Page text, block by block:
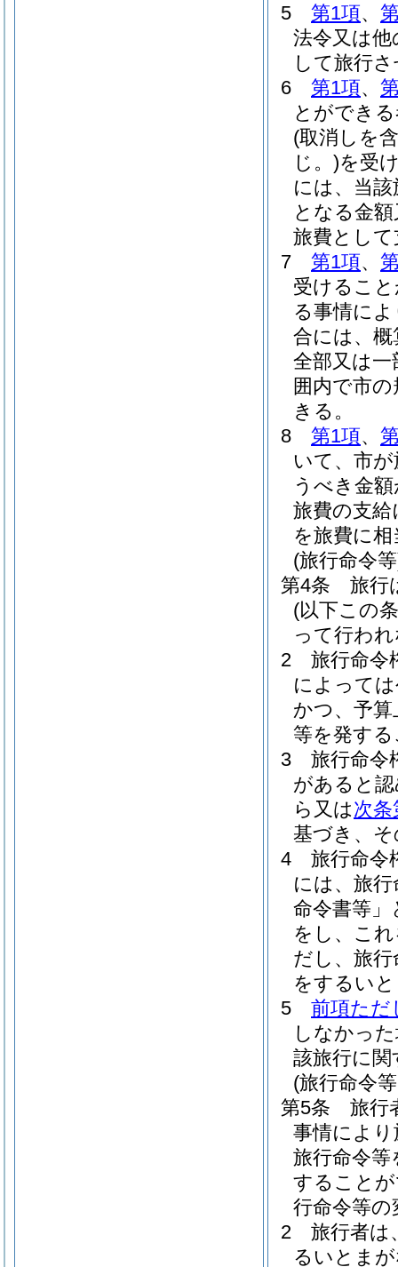
5
第1項、
法令又は
して旅行
6
第1項、
とができ
(取消しを
じ。)を受
には、当
となる金
旅費とし
7
第1項、
受けるこ
る事情に
合には、
全部又は
囲内で市
きる。
8
第1項、
いて、市
うべき金
旅費の支給
を旅費に
(旅行命令
第4条
旅行
(以下この
って行わ
2
旅行命令
によって
かつ、予
等を発す
3
旅行命令
があると
ら又は次条
基づき、
4
旅行命令
には、旅
命令書等」
をし、こ
だし、旅
をするい
5
前項ただ
しなかっ
該旅行に
(旅行命令
第5条
旅行
事情によ
旅行命令
すること
行命令等
2
旅行者は
るいとま